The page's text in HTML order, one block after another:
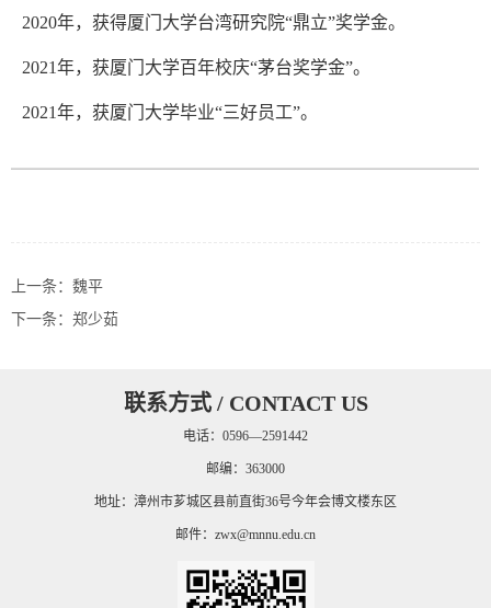
2020年，获得厦门大学台湾研究院“鼎立”奖学金。
2021年，获厦门大学百年校庆“茅台奖学金”。
2021年，获厦门大学毕业“三好员工”。
上一条： 魏平
下一条： 郑少茹
联系方式 / CONTACT US
电话：0596—2591442
邮编：363000
地址：漳州市芗城区县前直街36号今年会博文楼东区
邮件： zwx@mnnu.edu.cn